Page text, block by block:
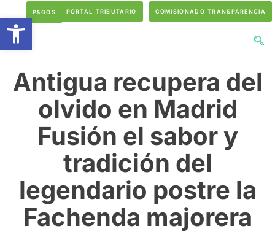
PAGOS PORTAL TRIBUTARIO COMISIONADO TRANSPARENCIA
Antigua recupera del
olvido en Madrid
Fusión el sabor y
tradición del
legendario postre la
Fachenda majorera
Abrir barra de herramientas